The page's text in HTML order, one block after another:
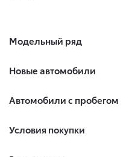
Модельный ряд
Новые автомобили
Автомобили с пробегом
Условия покупки